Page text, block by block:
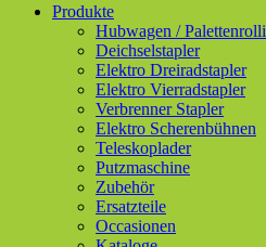
Produkte
Hubwagen / Palettenrolli
Deichselstapler
Elektro Dreiradstapler
Elektro Vierradstapler
Verbrenner Stapler
Elektro Scherenbühnen
Teleskoplader
Putzmaschine
Zubehör
Ersatzteile
Occasionen